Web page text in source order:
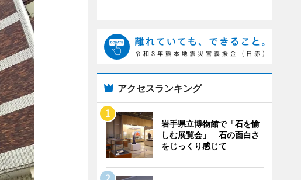
アクセスランキング
岩手県立博物館で「石を愉
しむ展覧会」 石の面白さ
をじっくり感じて